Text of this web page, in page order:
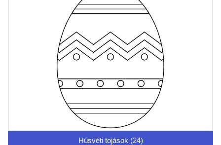
Húsvéti tojások (24)